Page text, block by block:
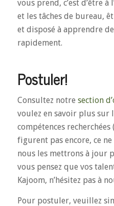
vous prend, c’est d’être à
et les tâches de bureau,
et disposé à apprendre
rapidement.
Postuler!
Consultez notre section
voulez en savoir plus sur
compétences recherchées
figurent pas encore, ce
nous les mettrons à jour
vous pensez que vos
Kajoom, n’hésitez pas à
Pour postuler, veuillez